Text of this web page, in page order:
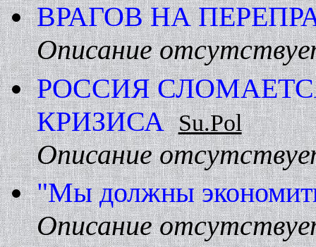
ВРАГОВ HА
Описание
РОССИЯ
КРИЗИСА Su.Pol
Описание
"Мы должны
Описание